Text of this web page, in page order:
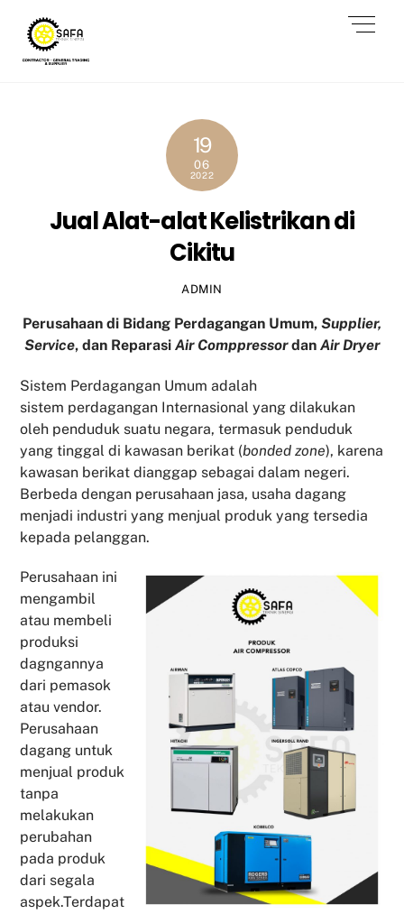
content
19
06
2022
Jual Alat-alat Kelistrikan di
Cikitu
ADMIN
Perusahaan di Bidang Perdagangan Umum, Supplier,
Service, dan Reparasi Air Comppressordan Air Dryer
Sistem Perdagangan Umum adalah
sistem perdagangan Internasional yang dilakukan
oleh penduduk suatu negara, termasuk penduduk
yang tinggal di kawasan berikat (bonded zone), karena
kawasan berikat dianggap sebagai dalam negeri.
Berbeda dengan perusahaan jasa, usaha dagang
menjadi industri yang menjual produk yang tersedia
kepada pelanggan.
Perusahaan ini
mengambil
atau membeli
produksi
dagngannya
dari pemasok
atau vendor.
Perusahaan
dagang untuk
menjual produk
tanpa
melakukan
perubahan
pada produk
dari segala
aspek.Terdapat